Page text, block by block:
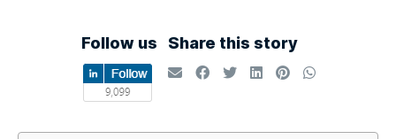
Follow us Share this story